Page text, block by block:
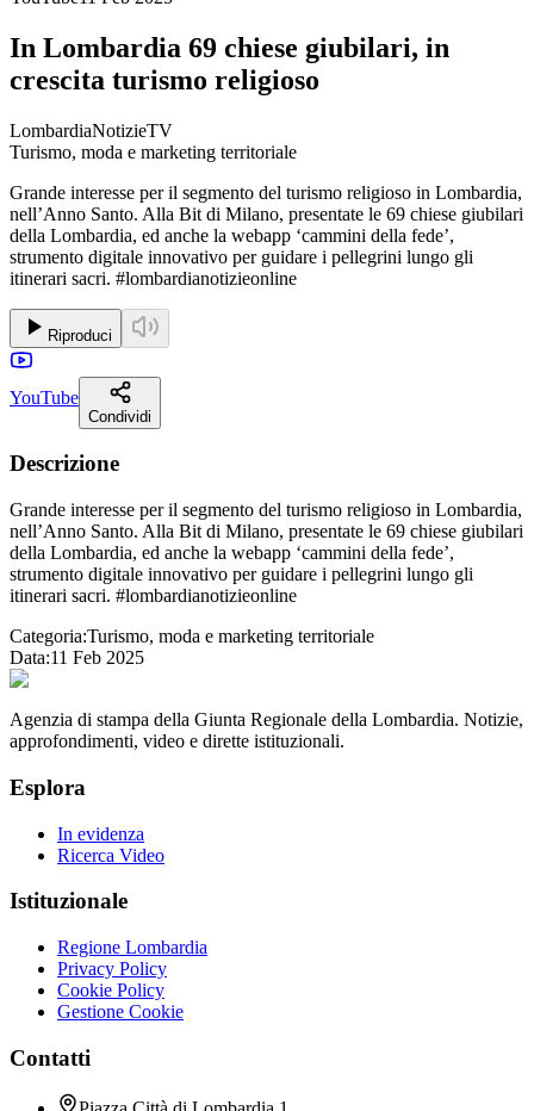
In Lombardia 69 chiese giubilari, in
crescita turismo religioso
LombardiaNotizieTV
Turismo, moda e marketing territoriale
Grande interesse per il segmento del turismo religioso in Lombardia,
nell’Anno Santo. Alla Bit di Milano, presentate le 69 chiese giubilari
della Lombardia, ed anche la webapp ‘cammini della fede’,
strumento digitale innovativo per guidare i pellegrini lungo gli
itinerari sacri. #lombardianotizieonline
Riproduci
YouTube
Condividi
Descrizione
Grande interesse per il segmento del turismo religioso in Lombardia,
nell’Anno Santo. Alla Bit di Milano, presentate le 69 chiese giubilari
della Lombardia, ed anche la webapp ‘cammini della fede’,
strumento digitale innovativo per guidare i pellegrini lungo gli
itinerari sacri. #lombardianotizieonline
Categoria:Turismo, moda e marketing territoriale
Data:11 Feb 2025
Agenzia di stampa della Giunta Regionale della Lombardia. Notizie,
approfondimenti, video e dirette istituzionali.
Esplora
In evidenza
Ricerca Video
Istituzionale
Regione Lombardia
Privacy Policy
Cookie Policy
Gestione Cookie
Contatti